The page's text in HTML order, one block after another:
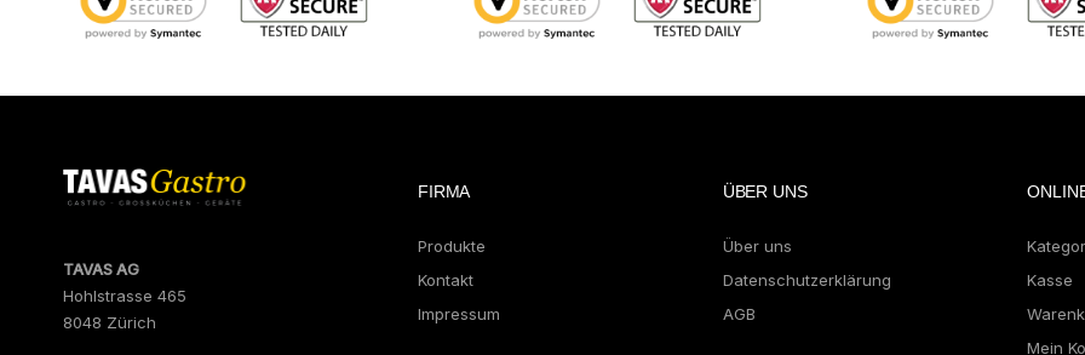
TAVAS AG
Hohlstrasse 465
8048 Zürich
FIRMA
Produkte
Kontakt
Impressum
ÜBER UNS
Über uns
Datenschutzerklärung
AGB
Kasse
Mein